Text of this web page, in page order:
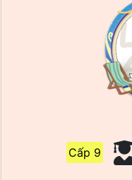
Cấp 9